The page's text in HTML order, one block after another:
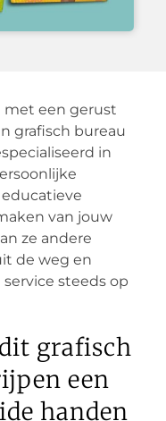
met een gerust
grafisch bureau
in
van jouw
ze andere
de weg en
steeds op
grafisch
een
handen